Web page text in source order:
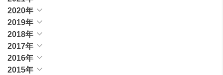
2020年
2019年
2018年
2017年
2016年
2015年